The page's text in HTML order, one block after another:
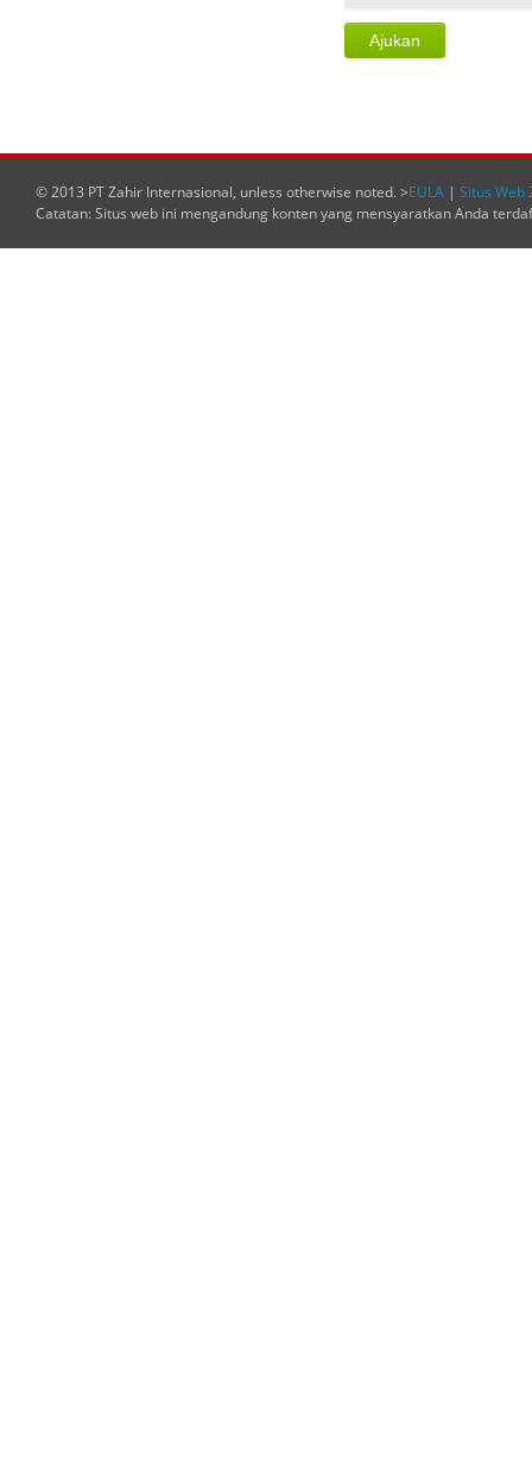
© 2013 PT Zahir Internasional, unless otherwise noted. >EULA | Situs Web
Catatan: Situs web ini mengandung konten yang mensyaratkan Anda